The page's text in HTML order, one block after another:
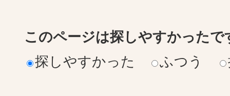
このページは探しやすかったで
探しやすかった
ふつう